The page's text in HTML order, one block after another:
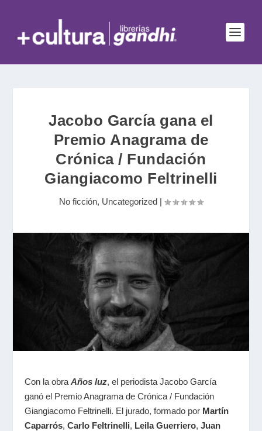
Jacobo García gana el
Premio Anagrama de
Crónica / Fundación
Giangiacomo Feltrinelli
No ficción, Uncategorized |
Con la obraAños luz, el periodista Jacobo García
ganó el Premio Anagrama de Crónica / Fundación
Giangiacomo Feltrinelli. El jurado, formado por Martín
Caparrós,Carlo Feltrinelli, Leila Guerriero,Juan